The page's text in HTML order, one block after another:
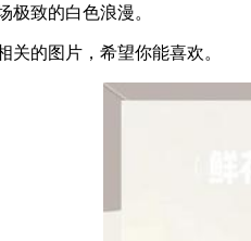
极致的白色浪漫。
关的图片，希望你能喜欢。